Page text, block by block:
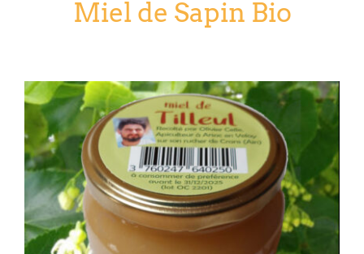
Miel de Sapin Bio